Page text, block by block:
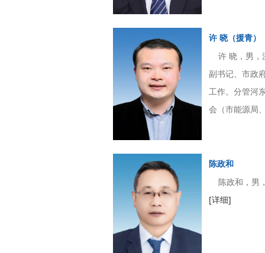
许 晓（援青）
许 晓，男，
副书记、市政
工作。分管河
会（市能源局
陈政和
陈政和，男
[详细]